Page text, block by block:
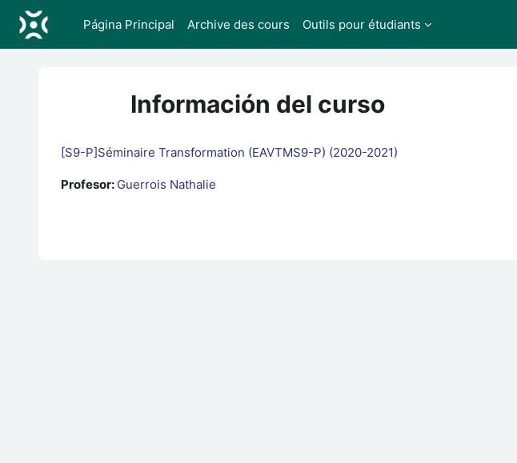
Salta al contenido principal
Página Principal
Archive des cours Outils pour étudiants
Información del curso
[S9-P]Séminaire Transformation (EAVTMS9-P) (2020-2021)
Profesor: Guerrois Nathalie